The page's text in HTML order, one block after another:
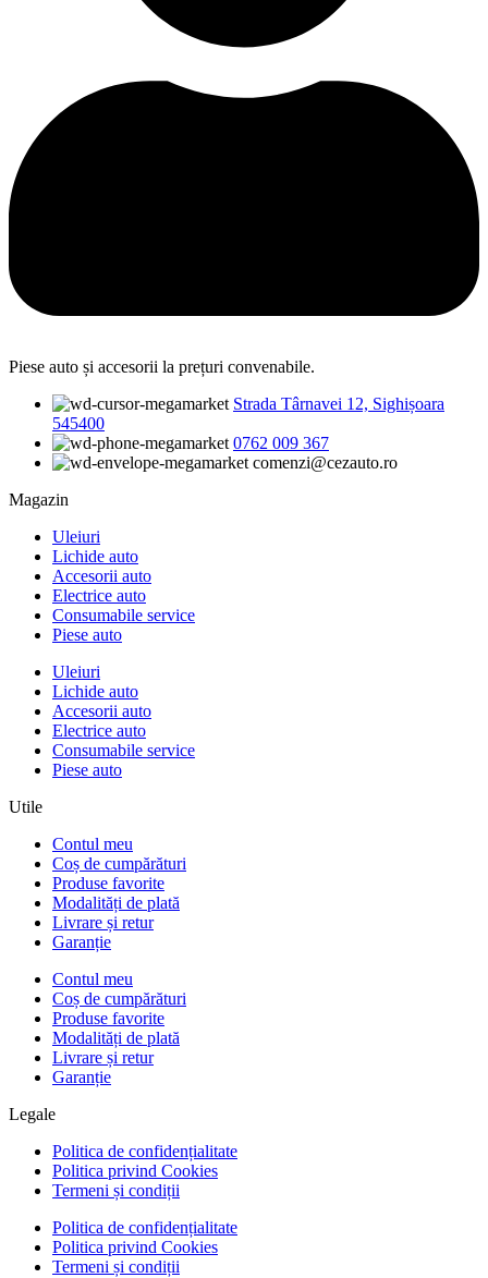
Piese auto și accesorii la prețuri convenabile.
Strada Târnavei 12, Sighișoara
545400
0762 009 367
comenzi@cezauto.ro
Magazin
Uleiuri
Lichide auto
Accesorii auto
Electrice auto
Consumabile service
Piese auto
Uleiuri
Lichide auto
Accesorii auto
Electrice auto
Consumabile service
Piese auto
Utile
Contul meu
Coș de cumpărături
Produse favorite
Modalități de plată
Livrare și retur
Garanție
Contul meu
Coș de cumpărături
Produse favorite
Modalități de plată
Livrare și retur
Garanție
Legale
Politica de confidențialitate
Politica privind Cookies
Termeni și condiții
Politica de confidențialitate
Politica privind Cookies
Termeni și condiții